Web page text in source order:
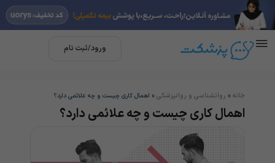
ورود/ثبت نام
خانه » روانشناسی و روانپزشکی » اهمال کاری چیست و چه علائمی دارد؟
اهمال کاری چیست و چه علائمی دارد؟